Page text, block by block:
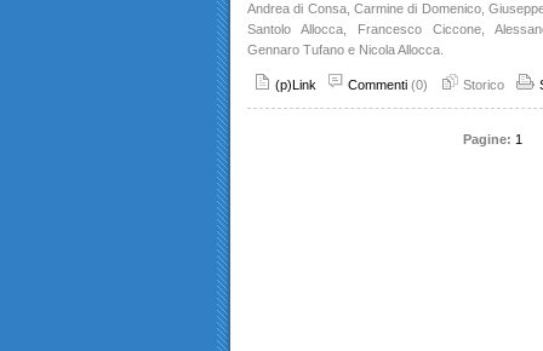
Andrea di Consa, Carmine di Domenico,
Santolo Allocca, Francesco Ciccone,
Gennaro Tufano e Nicola Allocca.
(p)Link Commenti (0) Storico
Pagine: 1